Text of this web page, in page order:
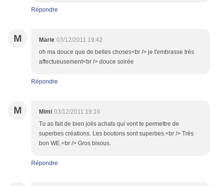
Répondre
M Marie 03/12/2011 19:42
oh ma douce que de belles choses<br /> je t'embrasse très
affectueusement<br /> douce soirée
Répondre
M Mimi 03/12/2011 19:16
Tu as fait de bien jolis achats qui vont te permettre de
superbes créations. Les boutons sont superbes.<br /> Très
bon WE.<br /> Gros bisous.
Répondre